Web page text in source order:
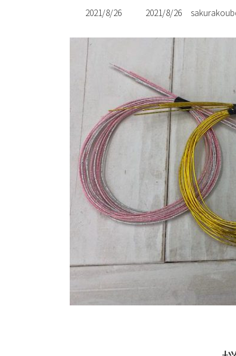
2021/8/26
最
更
:
2021/8/26